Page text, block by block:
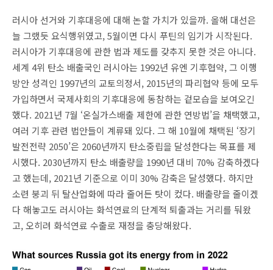
러시아 선거와 기후대응에 대해 논할 가치가 있을까. 올해 대선은
늘 그랬듯 요식행위였고, 5월이면 다시 푸틴의 임기가 시작된다.
러시아가 기후대응에 관한 법과 제도를 갖추지 못한 것은 아니다.
세계 4위 탄소 배출국인 러시아는 1992년 유엔 기후협약, 그 이행
방안 성격인 1997년의 교토의정서, 2015년의 파리협약 등에 모두
가입하면서 국제사회의 기후대응에 동참하는 겉모습을 보여오긴
했다. 2021년 7월 ‘온실가스배출 제한에 관한 연방법’을 채택했고,
여러 기후 관련 법안들이 계류돼 있다. 그 해 10월에 채택된 ‘장기
발전전략 2050’은 2060년까지 탄소중립을 달성한다는 목표를 제
시했다. 2030년까지 탄소 배출량을 1990년 대비 70% 감축하겠다
고 했는데, 2021년 기준으로 이미 30% 감축은 달성했다. 하지만
소련 붕괴 뒤 탈산업화에 따라 줄어든 탓이 컸다. 배출량을 줄이겠
다 해놓고도 러시아는 화석연료의 단계적 퇴출과는 거리를 둬왔
고, 오히려 화석연료 수출로 재정을 충당해왔다.